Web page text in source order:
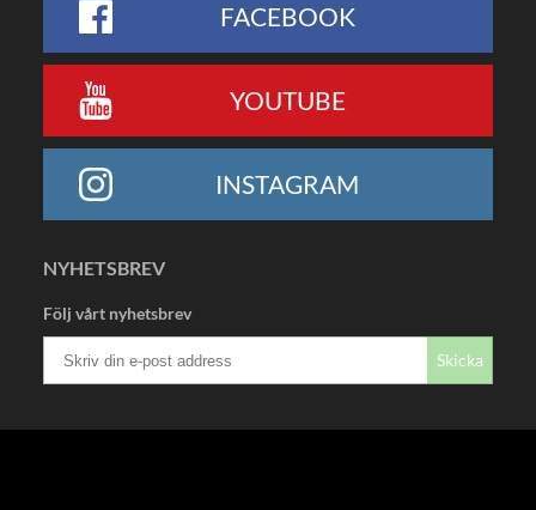
FACEBOOK
YOUTUBE
INSTAGRAM
NYHETSBREV
Följ vårt nyhetsbrev
Skicka